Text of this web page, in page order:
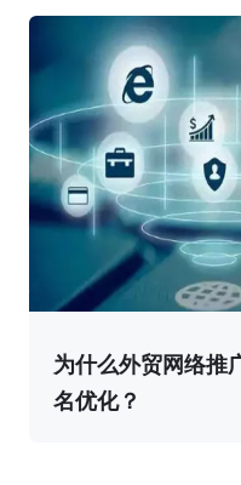
为什么外贸网络推
名优化？